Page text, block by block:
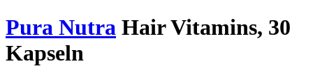
Pura Nutra Hair Vitamins, 30
Kapseln